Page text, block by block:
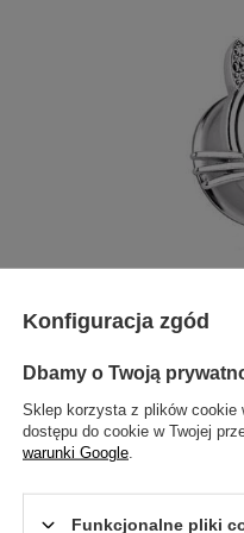
Tunel
PT-005
19,99 zł
Konfiguracja zgód
Dbamy o Twoją
Sklep korzysta z plików cookie
dostępu do cookie w Twojej
warunki Google
Funkcjonalne pliki